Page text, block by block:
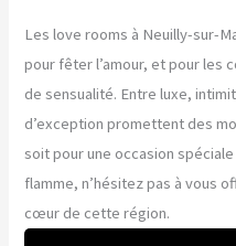
Les love rooms à Neuilly-sur-
pour fêter l’amour, et pour les
de sensualité. Entre luxe,
d’exception promettent des
soit pour une occasion
flamme, n’hésitez pas à vous
cœur de cette région.